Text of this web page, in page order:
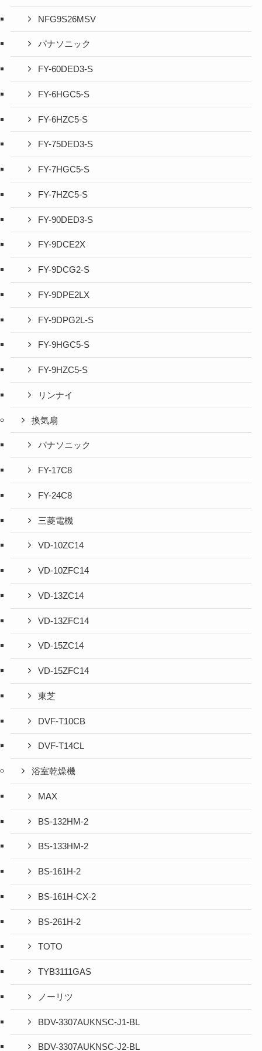
NFG9S26MSV
パナソニック
FY-60DED3-S
FY-6HGC5-S
FY-6HZC5-S
FY-75DED3-S
FY-7HGC5-S
FY-7HZC5-S
FY-90DED3-S
FY-9DCE2X
FY-9DCG2-S
FY-9DPE2LX
FY-9DPG2L-S
FY-9HGC5-S
FY-9HZC5-S
リンナイ
換気扇
パナソニック
FY-17C8
FY-24C8
三菱電機
VD-10ZC14
VD-10ZFC14
VD-13ZC14
VD-13ZFC14
VD-15ZC14
VD-15ZFC14
東芝
DVF-T10CB
DVF-T14CL
浴室乾燥機
MAX
BS-132HM-2
BS-133HM-2
BS-161H-2
BS-161H-CX-2
BS-261H-2
TOTO
TYB3111GAS
ノーリツ
BDV-3307AUKNSC-J1-BL
BDV-3307AUKNSC-J2-BL